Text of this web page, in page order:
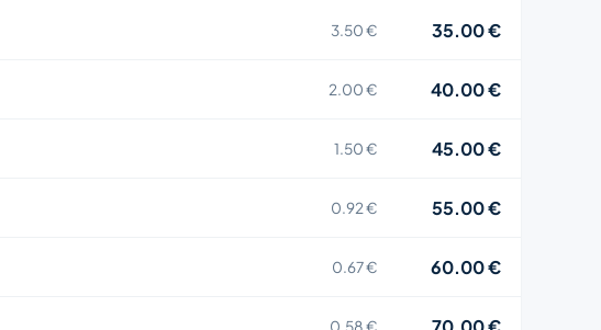
3.50 € 35.00 €
2.00 € 40.00 €
1.50 € 45.00 €
0.92 € 55.00 €
0.67 € 60.00 €
0.58 €